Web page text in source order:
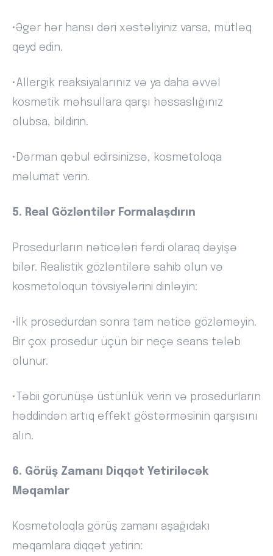
•Əgər hər hansı dəri xəstəliyiniz varsa, mütləq
qeyd edin.
•Allergik reaksiyalarınız və ya daha əvvəl
kosmetik məhsullara qarşı həssaslığınız
olubsa, bildirin.
•Dərman qəbul edirsinizsə, kosmetoloqa
məlumat verin.
5. Real Gözləntilər Formalaşdırın
Prosedurların nəticələri fərdi olaraq dəyişə
bilər. Realistik gözləntilərə sahib olun və
kosmetoloqun tövsiyələrini dinləyin:
•İlk prosedurdan sonra tam nəticə gözləməyin.
Bir çox prosedur üçün bir neçə seans tələb
olunur.
•Təbii görünüşə üstünlük verin və prosedurların
həddindən artıq effekt göstərməsinin qarşısını
alın.
6. Görüş Zamanı Diqqət Yetiriləcək
Məqamlar
Kosmetoloqla görüş zamanı aşağıdakı
məqamlara diqqət yetirin: